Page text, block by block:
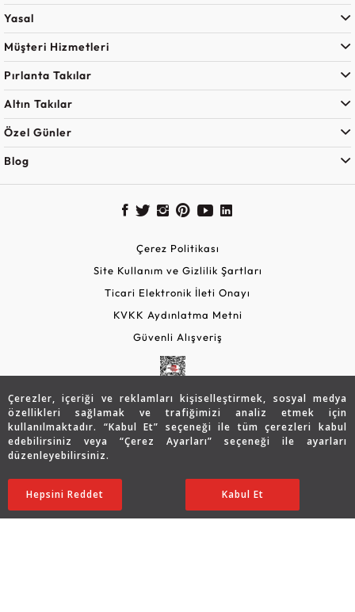
Çerezler, içeriği ve reklamları kişiselleştirmek, sosyal medya
özellikleri sağlamak ve trafiğimizi analiz etmek için
kullanılmaktadır. “Kabul Et” seçeneği ile tüm çerezleri kabul
edebilirsiniz veya “Çerez Ayarları” seçeneği ile ayarları
düzenleyebilirsiniz.
Ayarları Düzenle
Hepsini Reddet Kabul Et
Yasal
Müşteri Hizmetleri
Pırlanta Takılar
Altın Takılar
Özel Günler
Blog
Çerez Politikası
Site Kullanım ve Gizlilik Şartları
Ticari Elektronik İleti Onayı
KVKK Aydınlatma Metni
Güvenli Alışveriş
Copyright © 2026 Assos Pırlanta - Bu sitenin tüm hakları